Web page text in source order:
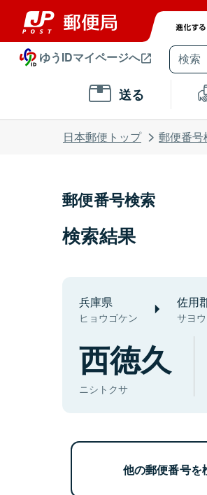
ゆうIDマイページへ
送る
日本郵便トップ 郵便番号
郵便番号検索
検索結果
兵庫県
ヒョウゴケン
佐用
サヨ
西徳久
ニシトクサ
他の郵便番号を